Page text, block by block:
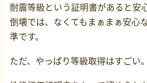
耐震等級という証明書があると安
倒壊では、なくてもまぁまぁ安心
準です。
ただ、やっぱり等級取得はすごい。